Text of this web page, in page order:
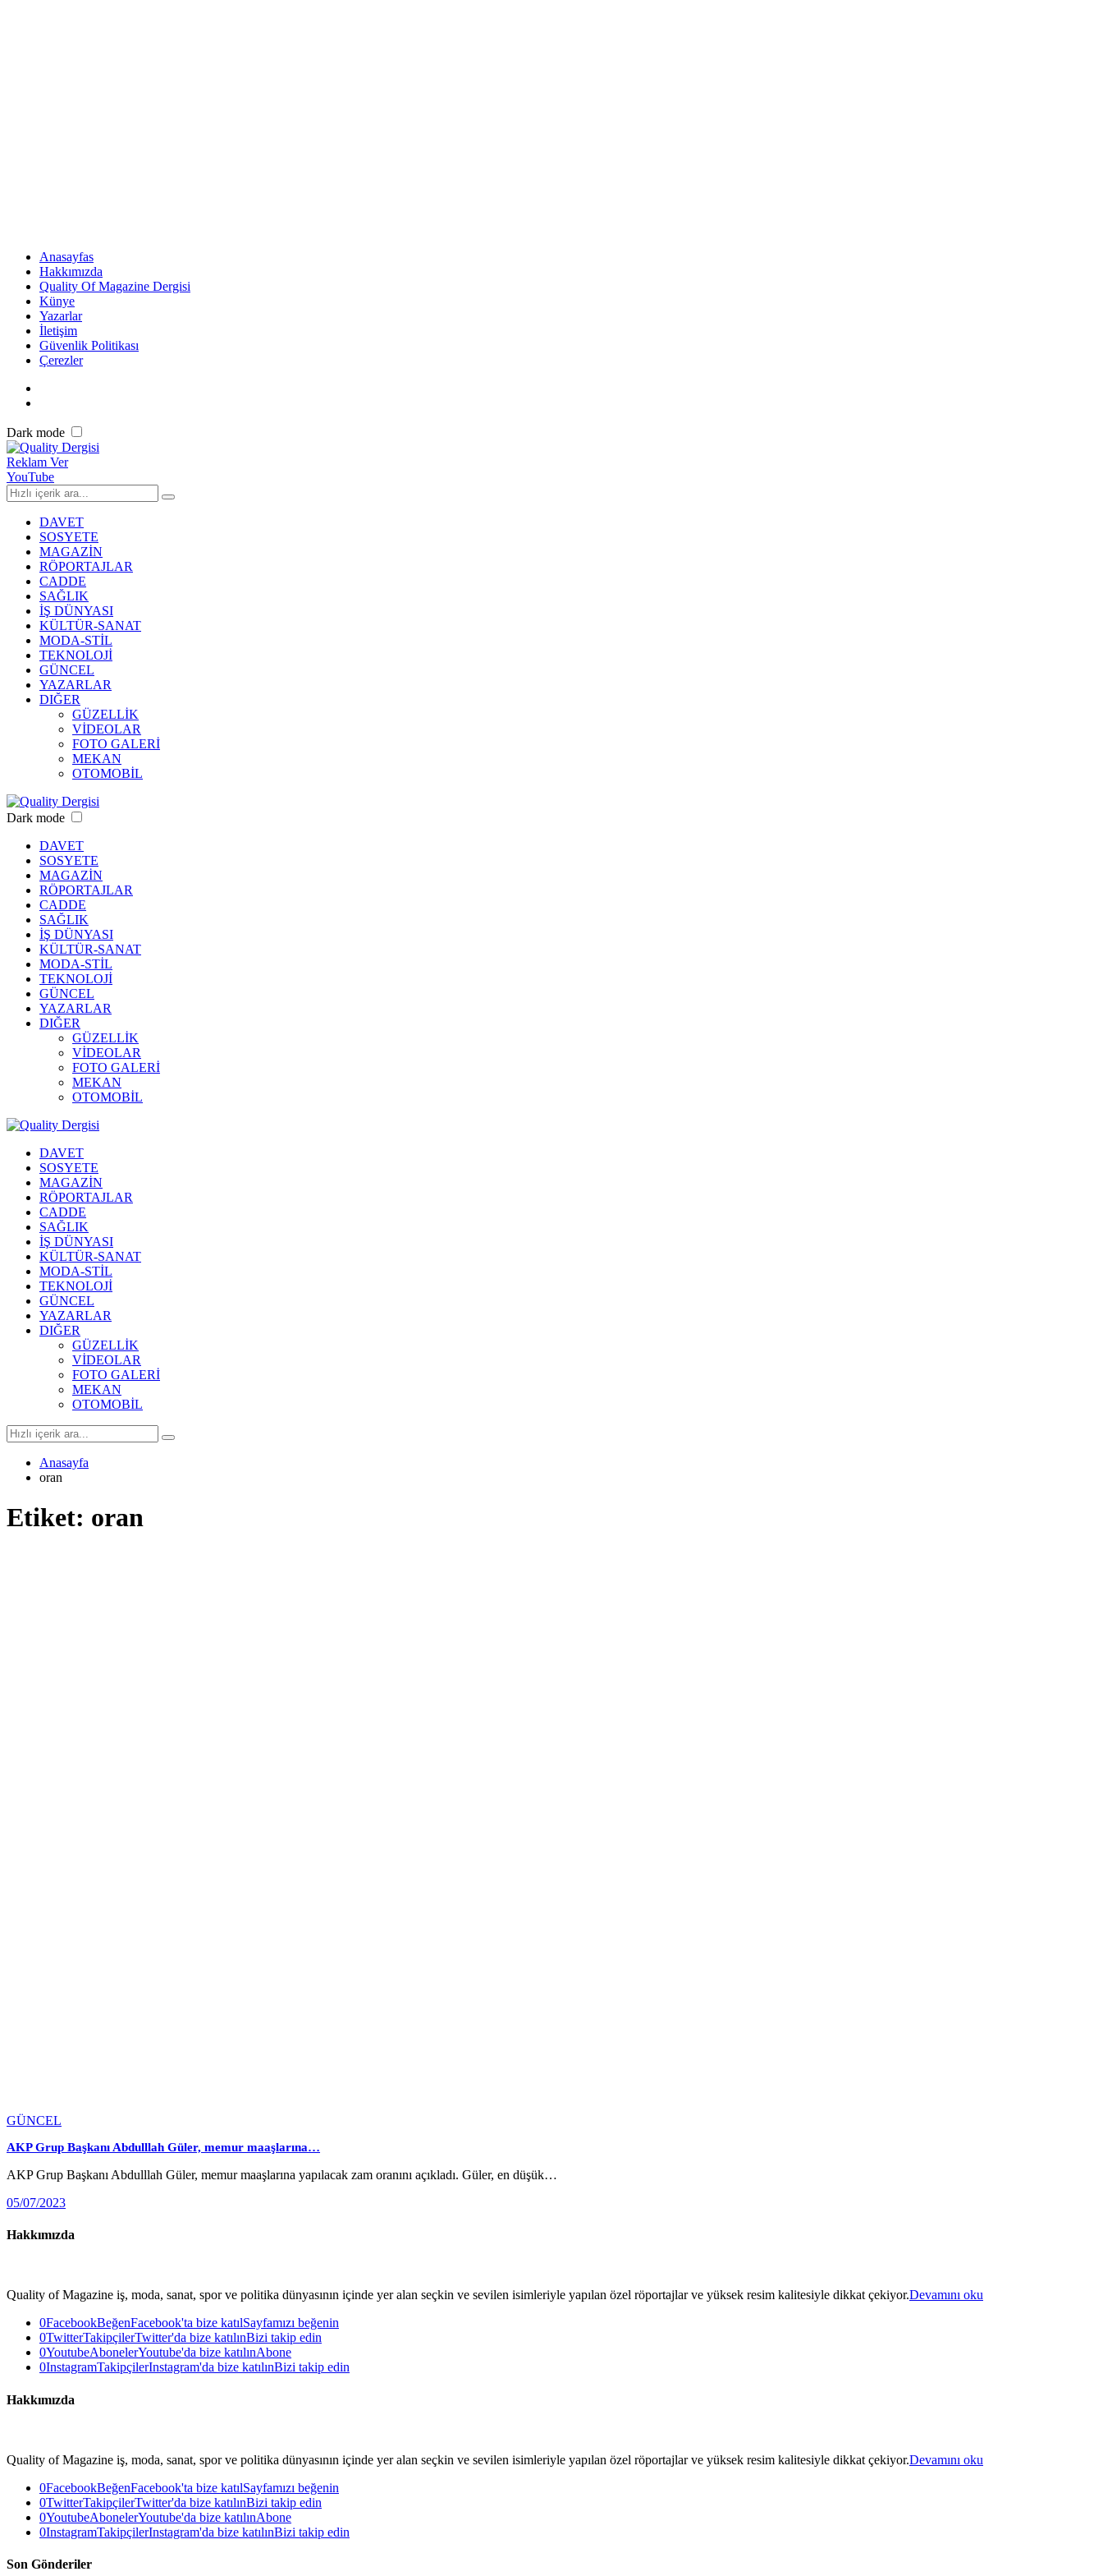
Anasayfas
Hakkımızda
Quality Of Magazine Dergisi
Künye
Yazarlar
İletişim
Güvenlik Politikası
Çerezler
Dark mode
Reklam Ver
YouTube
DAVET
SOSYETE
MAGAZİN
RÖPORTAJLAR
CADDE
SAĞLIK
İŞ DÜNYASI
KÜLTÜR-SANAT
MODA-STİL
TEKNOLOJİ
GÜNCEL
YAZARLAR
DIĞER
GÜZELLİK
VİDEOLAR
FOTO GALERİ
MEKAN
OTOMOBİL
Dark mode
DAVET
SOSYETE
MAGAZİN
RÖPORTAJLAR
CADDE
SAĞLIK
İŞ DÜNYASI
KÜLTÜR-SANAT
MODA-STİL
TEKNOLOJİ
GÜNCEL
YAZARLAR
DIĞER
GÜZELLİK
VİDEOLAR
FOTO GALERİ
MEKAN
OTOMOBİL
DAVET
SOSYETE
MAGAZİN
RÖPORTAJLAR
CADDE
SAĞLIK
İŞ DÜNYASI
KÜLTÜR-SANAT
MODA-STİL
TEKNOLOJİ
GÜNCEL
YAZARLAR
DIĞER
GÜZELLİK
VİDEOLAR
FOTO GALERİ
MEKAN
OTOMOBİL
Anasayfa
oran
Etiket: oran
GÜNCEL
AKP Grup Başkanı Abdulllah Güler, memur maaşlarına…
AKP Grup Başkanı Abdulllah Güler, memur maaşlarına yapılacak zam oranını açıkladı. Güler, en düşük…
05/07/2023
Hakkımızda
Quality of Magazine iş, moda, sanat, spor ve politika dünyasının içinde yer alan seçkin ve sevilen isimleriyle yapılan özel röportajlar ve yüksek resim kalitesiyle dikkat çekiyor.Devamını oku
0FacebookBeğenFacebook'ta bize katılSayfamızı beğenin
0TwitterTakipçilerTwitter'da bize katılınBizi takip edin
0YoutubeAbonelerYoutube'da bize katılınAbone
0InstagramTakipçilerInstagram'da bize katılınBizi takip edin
Hakkımızda
Quality of Magazine iş, moda, sanat, spor ve politika dünyasının içinde yer alan seçkin ve sevilen isimleriyle yapılan özel röportajlar ve yüksek resim kalitesiyle dikkat çekiyor.Devamını oku
0FacebookBeğenFacebook'ta bize katılSayfamızı beğenin
0TwitterTakipçilerTwitter'da bize katılınBizi takip edin
0YoutubeAbonelerYoutube'da bize katılınAbone
0InstagramTakipçilerInstagram'da bize katılınBizi takip edin
Son Gönderiler